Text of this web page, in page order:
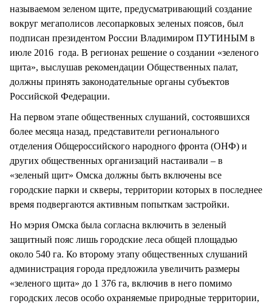
называемом зеленом щите, предусматривающий создание
вокруг мегаполисов лесопарковых зеленых поясов, был
подписан президентом России Владимиром ПУТИНЫМ в
июле 2016 года. В регионах решение о создании «зеленого
щита», выслушав рекомендации Общественных палат,
должны принять законодательные органы субъектов
Российской Федерации.
На первом этапе общественных слушаний, состоявшихся
более месяца назад, представители регионального
отделения Общероссийского народного фронта (ОНФ) и
других общественных организаций настаивали – в
«зеленый щит» Омска должны быть включены все
городские парки и скверы, территории которых в последнее
время подвергаются активным попыткам застройки.
Но мэрия Омска была согласна включить в зеленый
защитный пояс лишь городские леса общей площадью
около 540 га. Ко второму этапу общественных слушаний
администрация города предложила увеличить размеры
«зеленого щита» до 1 376 га, включив в него помимо
городских лесов особо охраняемые природные территории,